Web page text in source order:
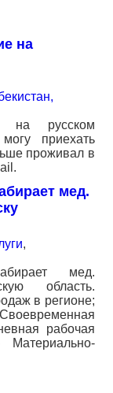
на
на русском
приехать
проживал в
мед.
,
мед.
область.
в регионе;
рабочая